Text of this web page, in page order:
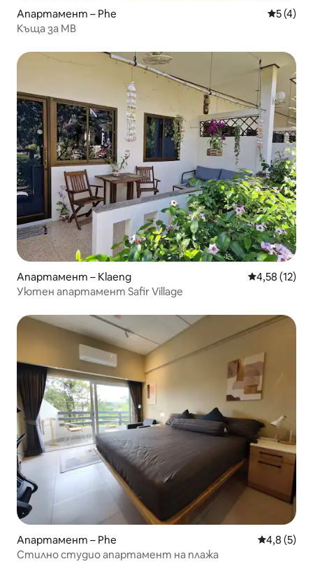
Апартамент – Phe Средна
5 (4)
Къща за MB
Апартамент – Klaeng Средна
4,58 (12)
Уютен апартамент Safir Village
Апартамент – Phe Средна
4,8 (5)
Стилно студио апартамент на плажа